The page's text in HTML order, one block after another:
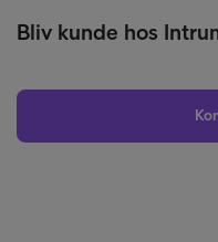
Bliv kunde hos